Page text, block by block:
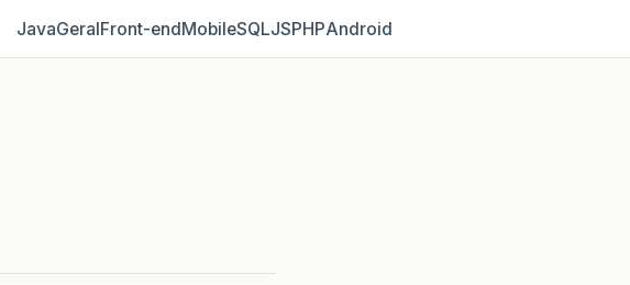
JavaGeralFront‑endMobileSQLJSPHPAndroid